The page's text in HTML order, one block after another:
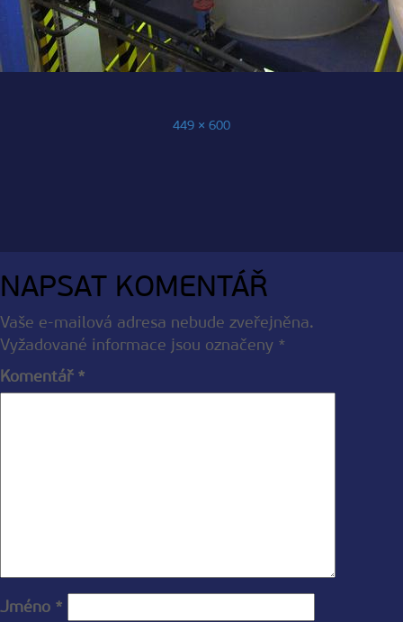
Publikováno:
Původní
449 × 600
NAPSAT KOMENTÁŘ
Vaše e-mailová adresa nebude zveřejněna.
Vyžadované informace jsou označeny *
Komentář *
Jméno *